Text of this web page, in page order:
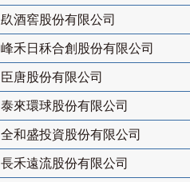
镹酒窖股份有限公司
峰禾日秝合創股份有限公司
臣唐股份有限公司
泰來環球股份有限公司
全和盛投資股份有限公司
長禾遠流股份有限公司